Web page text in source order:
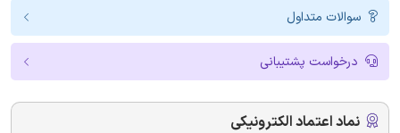
سوالات متداول
درخواست پشتیبانی
نماد اعتماد الکترونیکی